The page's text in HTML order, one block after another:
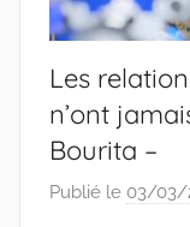
Les
n’ont
Bourita –
Publié le 03/03/